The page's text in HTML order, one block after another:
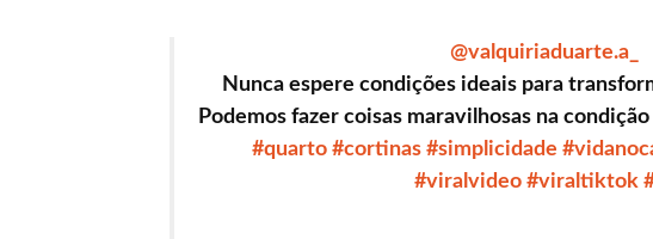
@valquiriaduarte.a_
Nunca espere condições ideais para
Podemos fazer coisas maravilhosas na
#quarto #cortinas #simplicidade
#viralvideo #viraltiktok